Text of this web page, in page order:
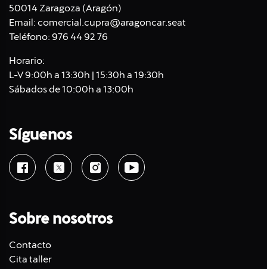
50014 Zaragoza (Aragón)
Email: comercial.cupra@aragoncar.seat
Teléfono: 976 44 92 76
Horario:
L-V 9:00h a 13:30h | 15:30h a 19:30h
Sábados de 10:00h a 13:00h
Síguenos
Sobre nosotros
Contacto
Cita taller